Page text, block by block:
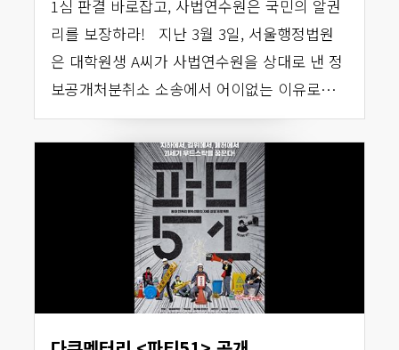
1심 판결 바로잡고, 사법연수원은 국민의 알권
리를 보장하라! 지난 3월 3일, 서울행정법원
은 대학원생 A씨가 사법연수원을 상대로 낸 정
보공개처분취소 소송에서 어이없는 이유로…